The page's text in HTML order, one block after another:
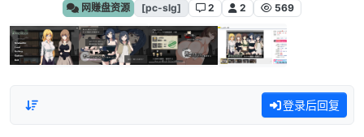
网赚盘资源 [pc-slg] 2 2 569
登录后回复